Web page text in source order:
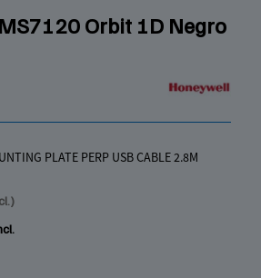
Orbit 1D Negro
PLATE PERP USB CABLE 2.8M